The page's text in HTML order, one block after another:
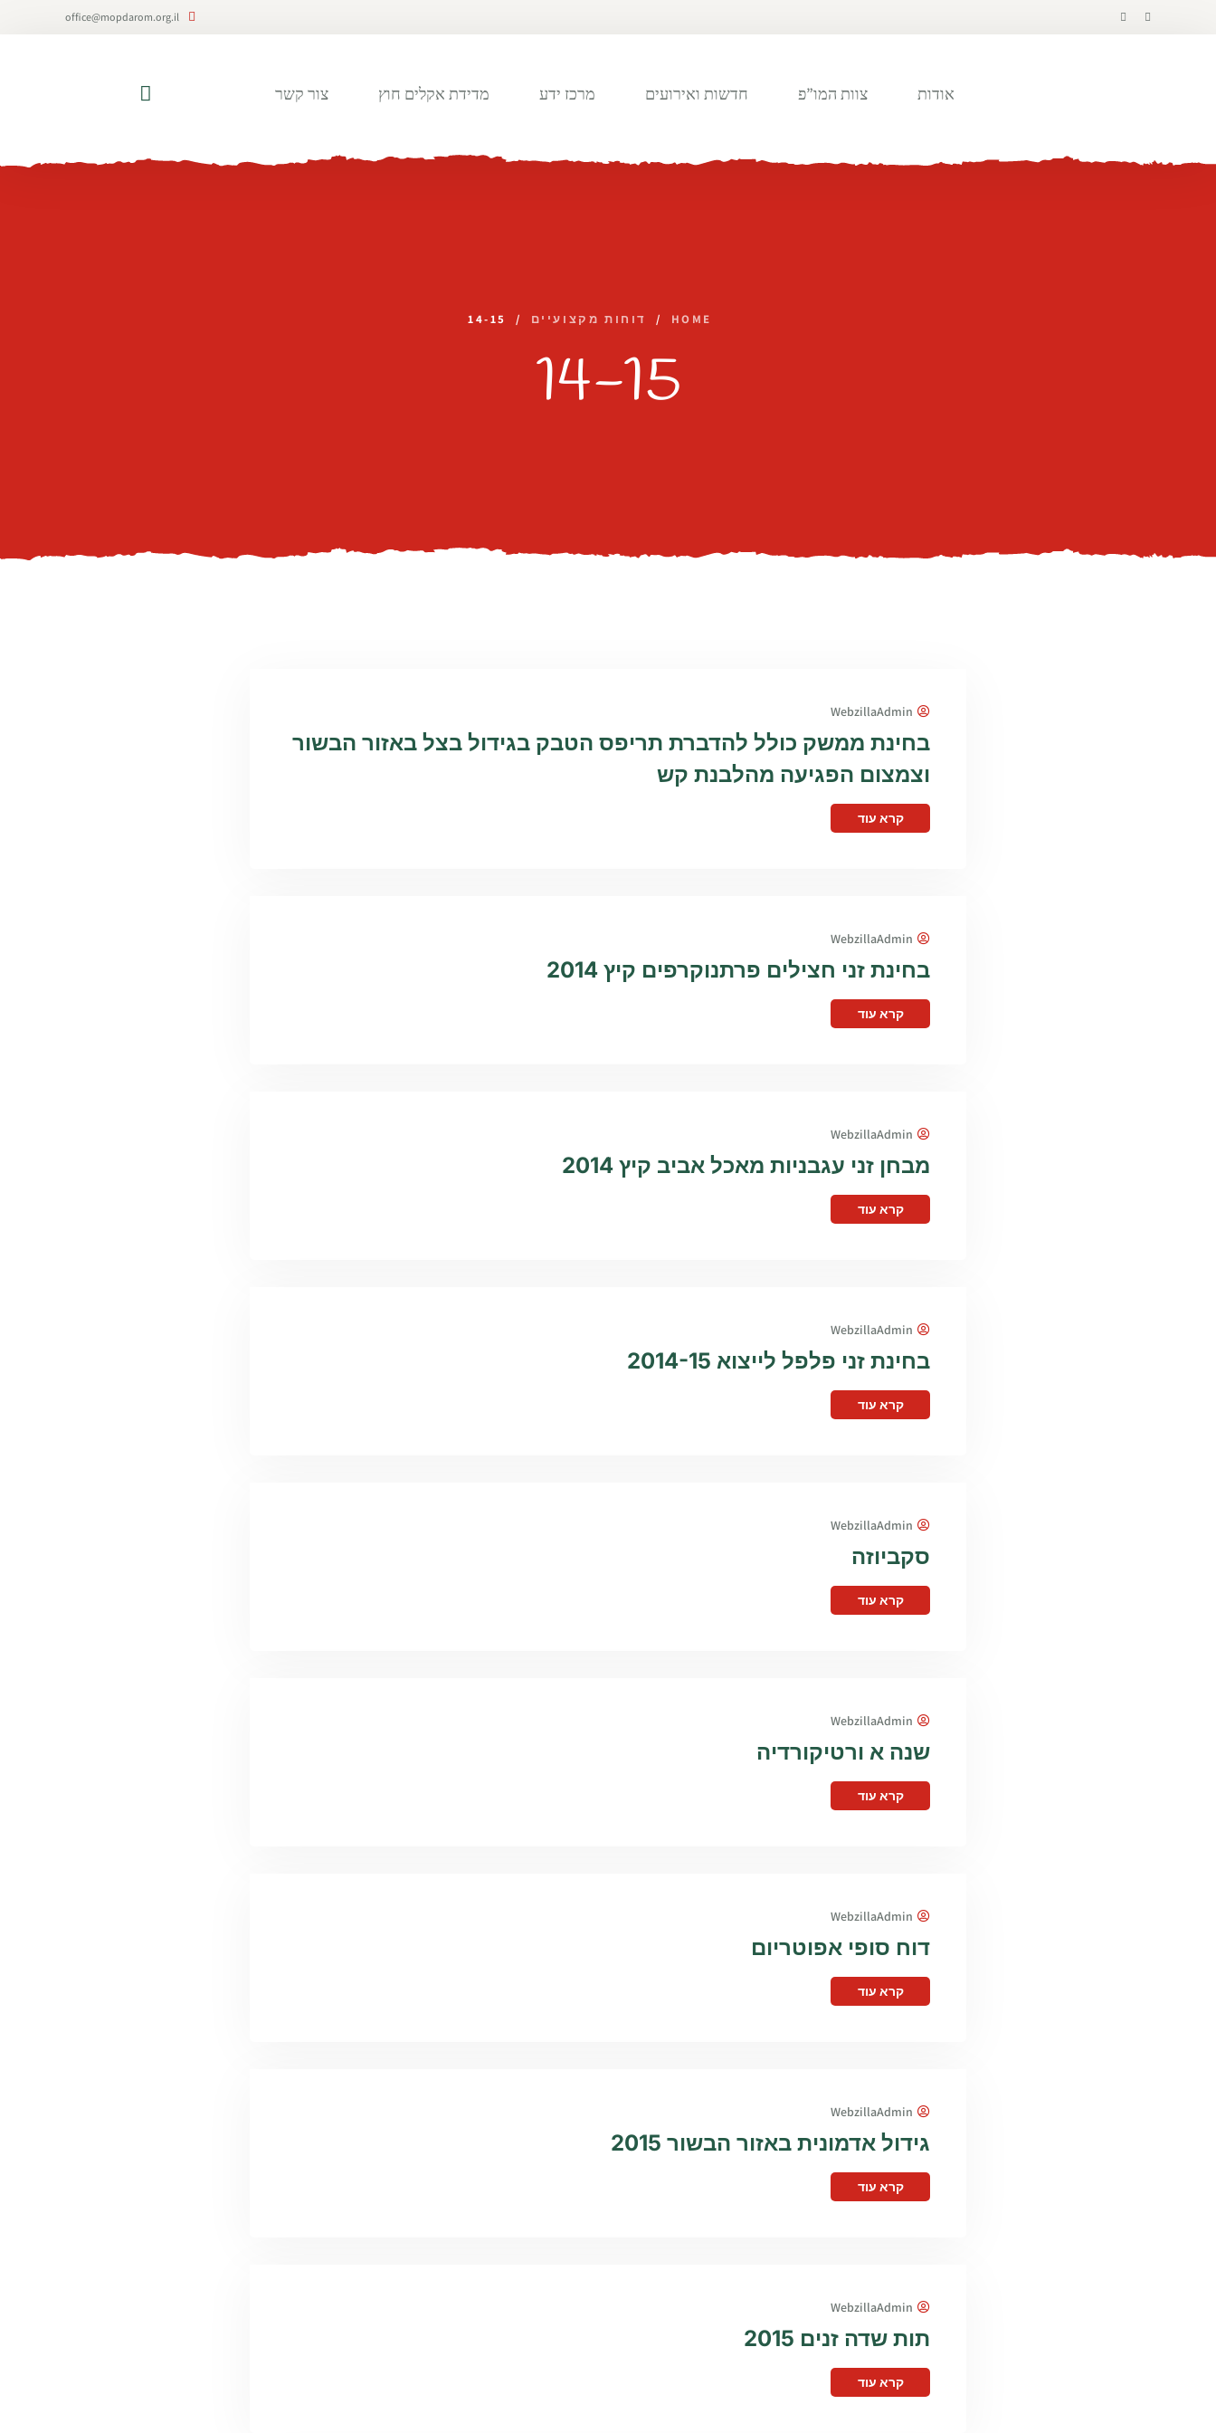
office@mopdarom.org.il
אודות צוות המו”פ חדשות ואירועים מרכז ידע מדידת אקלים חוץ צור קשר
HOME
/ דוחות מקצועיים /
14-15
14-15
WebzillaAdmin
בחינת ממשק כולל להדברת תריפס הטבק בגידול בצל באזור הבשור
וצמצום הפגיעה מהלבנת קש
קרא עוד
WebzillaAdmin
בחינת זני חצילים פרתנוקרפים קיץ 2014
קרא עוד
WebzillaAdmin
מבחן זני עגבניות מאכל אביב קיץ 2014
קרא עוד
WebzillaAdmin
בחינת זני פלפל לייצוא 2014-15
קרא עוד
WebzillaAdmin
סקביוזה
קרא עוד
WebzillaAdmin
שנה א ורטיקורדיה
קרא עוד
WebzillaAdmin
דוח סופי אפוטריום
קרא עוד
WebzillaAdmin
גידול אדמונית באזור הבשור 2015
קרא עוד
WebzillaAdmin
תות שדה זנים 2015
קרא עוד